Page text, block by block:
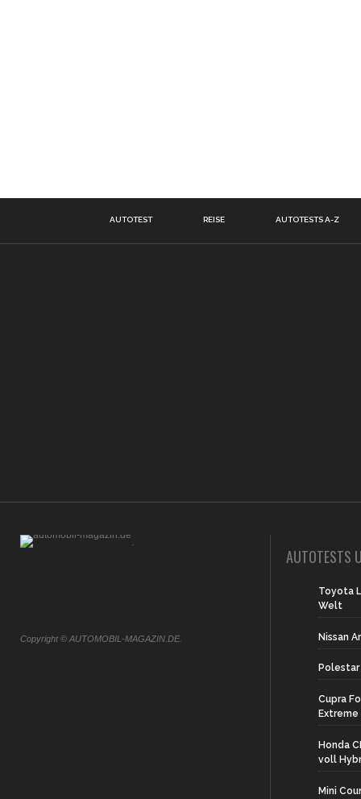
AUTOTEST REISE AUTOTESTS A-Z
Copyright © AUTOMOBIL-MAGAZIN.DE.
AUTOTESTS
Toyota
Welt
Nissan
Cupra
Honda
voll
Mini